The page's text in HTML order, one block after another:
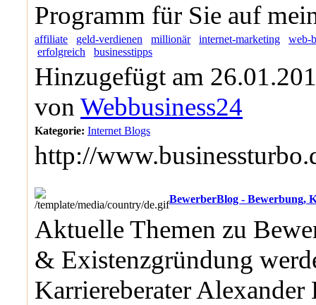
Programm für Sie auf
affiliate geld-verdienen millionär internet-marketing
web-
erfolgreich
businesstipps
Hinzugefügt am
von Webbusiness24
Kategorie: Internet Blogs
http://
BewerberBlog - Bewerbung,
Aktuelle Themen zu
& Existenzgründung
Karriereberater